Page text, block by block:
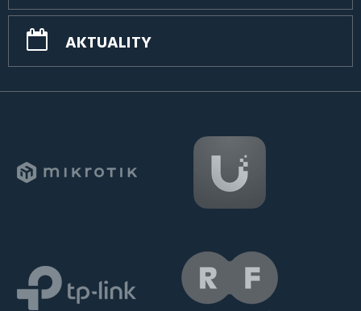
AKTUALITY